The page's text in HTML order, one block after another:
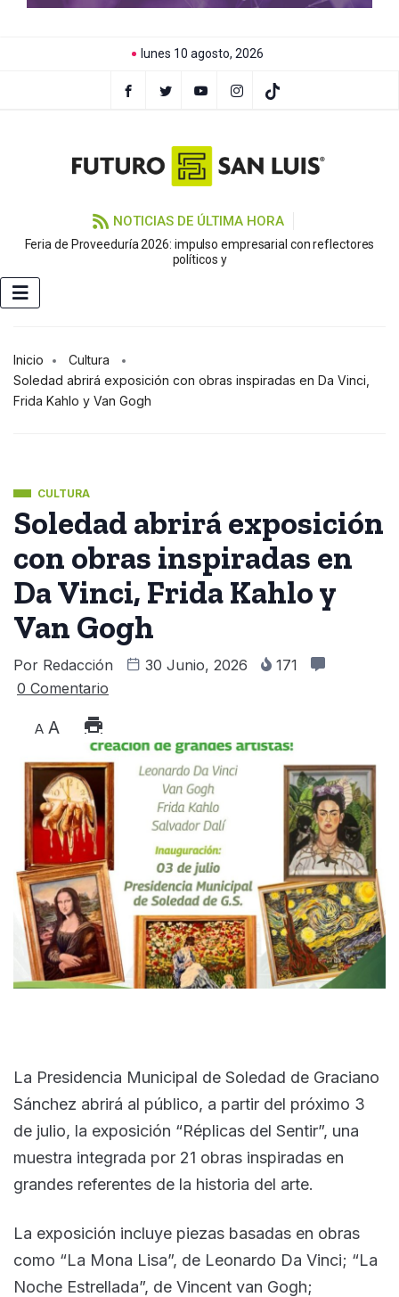
lunes 10 agosto, 2026
NOTICIAS DE ÚLTIMA HORA
Feria de Proveeduría 2026: impulso empresarial con reflectores
políticos y
Inicio
Cultura
Soledad abrirá exposición con obras inspiradas en Da Vinci,
Frida Kahlo y Van Gogh
CULTURA
Soledad abrirá exposición
con obras inspiradas en
Da Vinci, Frida Kahlo y
Van Gogh
Por Redacción 30 Junio, 2026
171
0 Comentario
A A
La Presidencia Municipal de Soledad de Graciano
Sánchez abrirá al público, a partir del próximo 3
de julio, la exposición “Réplicas del Sentir”, una
muestra integrada por 21 obras inspiradas en
grandes referentes de la historia del arte.
La exposición incluye piezas basadas en obras
como “La Mona Lisa”, de Leonardo Da Vinci; “La
Noche Estrellada”, de Vincent van Gogh;